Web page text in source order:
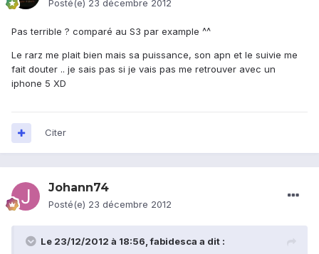
Posté(e) 23 décembre 2012
Pas terrible ? comparé au S3 par example ^^
Le rarz me plait bien mais sa puissance, son apn et le suivie me
fait douter .. je sais pas si je vais pas me retrouver avec un
iphone 5 XD
Citer
Johann74
Posté(e) 23 décembre 2012
Le 23/12/2012 à 18:56, fabidesca a dit :